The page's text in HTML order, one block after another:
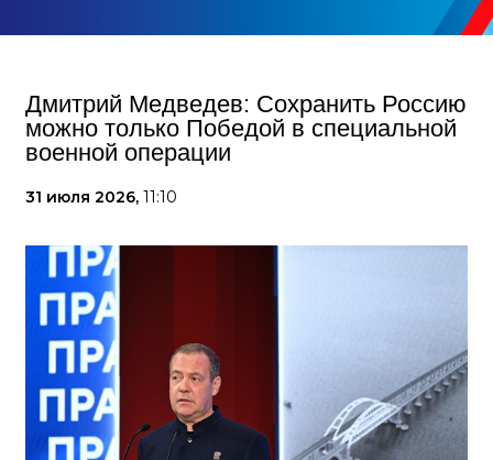
Дмитрий Медведев: Сохранить Россию
можно только Победой в специальной
военной операции
31 июля 2026, 11:10